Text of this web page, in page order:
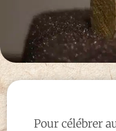
Pour célébrer